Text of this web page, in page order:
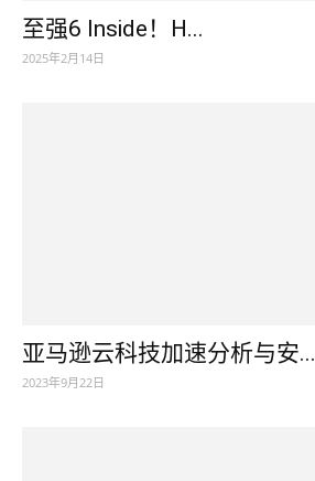
至强6 Inside！H...
2025年2月14日
亚马逊云科技加速分析与安...
2023年9月22日